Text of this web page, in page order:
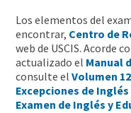
Los elementos del
encontrar, Centro de
web de USCIS. Acorde
actualizado el Manual
consulte elVolumen
Excepciones de
Examen de Inglés y